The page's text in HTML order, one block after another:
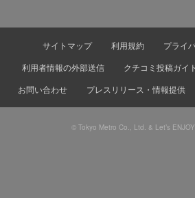
サイトマップ 利用規約
プライ
利用者情報の外部送信
クチコミ投稿ガイ
お問い合わせ
プレスリリース・情報提供
© Tokyo Metro Co., Ltd. & Let’s